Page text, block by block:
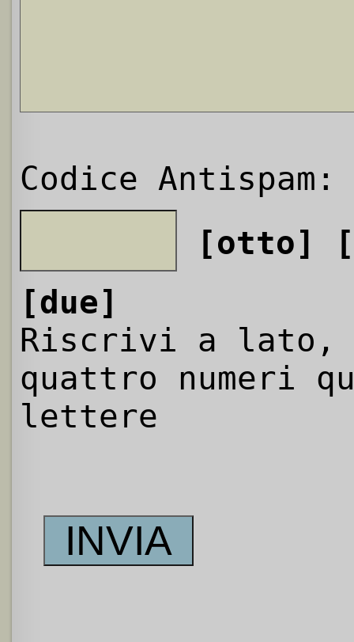
Codice Antispam:
[otto]
[due]
Riscrivi a
quattro numeri
lettere